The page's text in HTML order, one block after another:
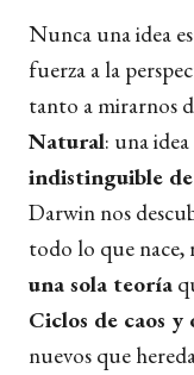
Nunca una idea
fuerza a la
tanto a mirarnos
Natural: una
indistinguible
Darwin nos
todo lo que nace,
una sola teoría
Ciclos de caos y
nuevos que